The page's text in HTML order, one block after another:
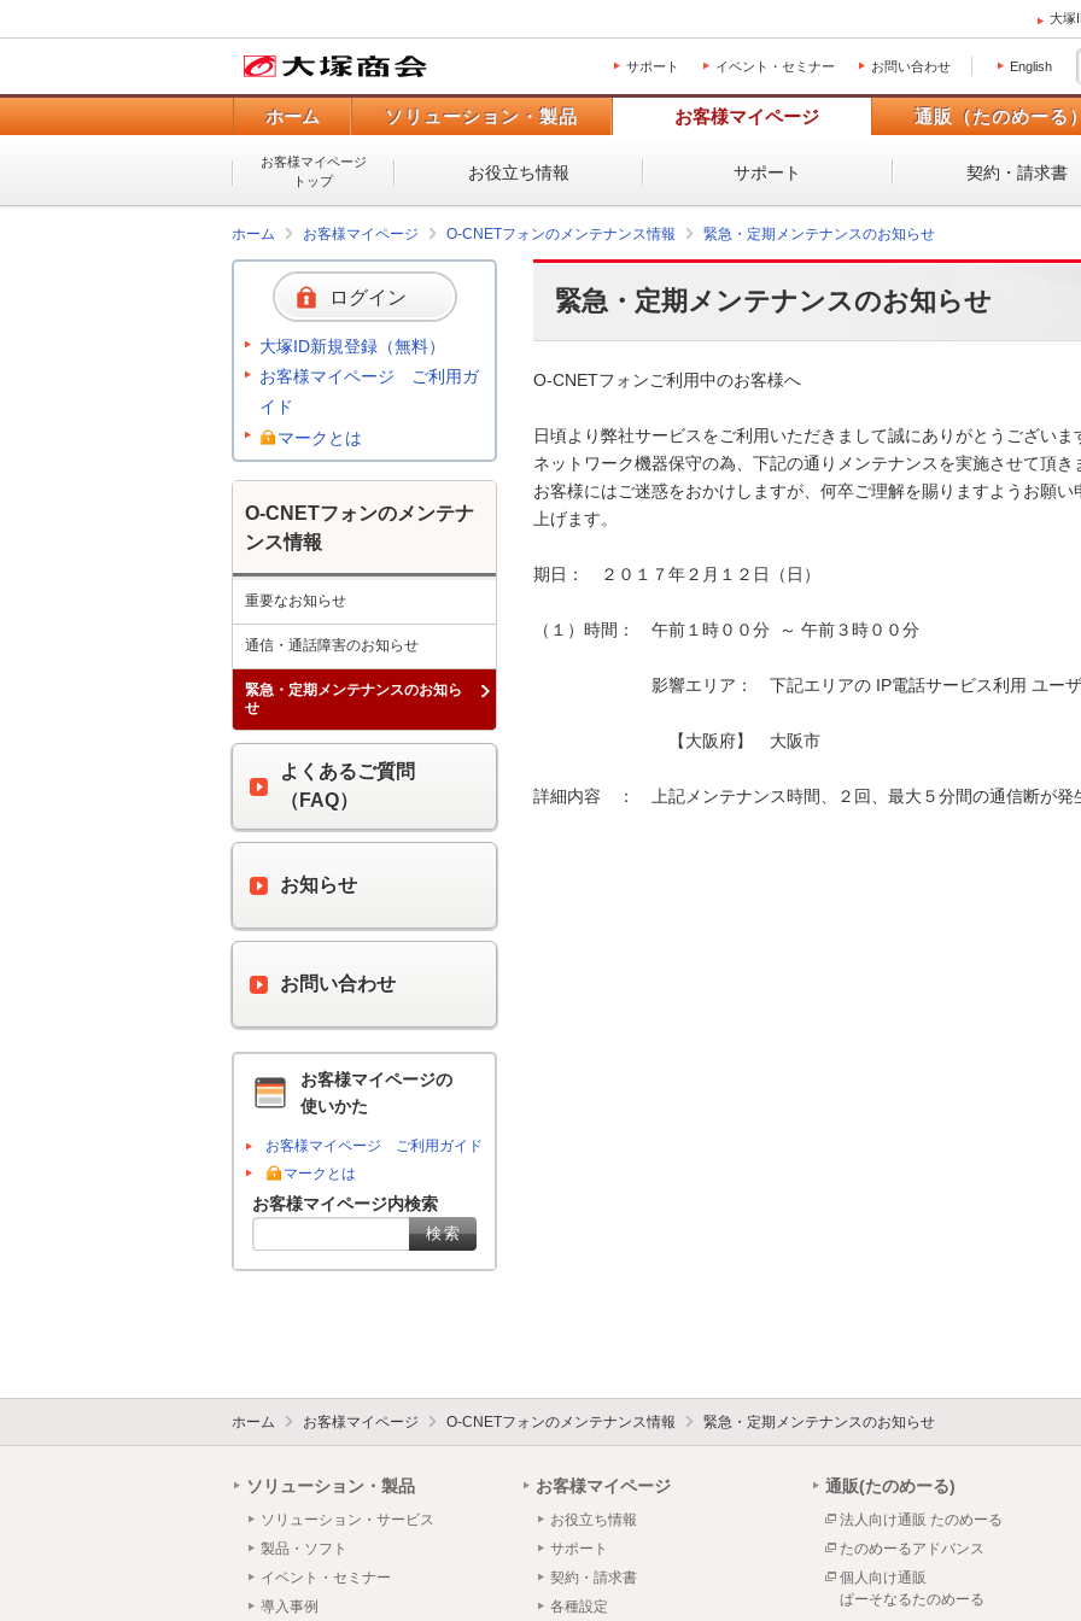
大塚
サポート イベント・セミナー お問い合わせ English
ホーム ソリューション・製品 お客様マイページ 通販（たのめーる）
お客様マイページ
トップ
お役立ち情報 サポート 契約・請求書
ホーム お客様マイページ O-CNETフォンのメンテナンス情報 緊急・定期メンテナンスのお知らせ
緊急・定期メンテナンスのお知らせ
O-CNETフォンご利用中のお客様へ
日頃より弊社サービスをご利用いただきまして誠にありがとうございま
ネットワーク機器保守の為、下記の通りメンテナンスを実施させて頂き
お客様にはご迷惑をおかけしますが、何卒ご理解を賜りますようお願い
上げます。
期日：　２０１７年２月１２日（日）
（１）時間：　午前１時００分  ～ 午前３時００分
影響エリア：　下記エリアの IP電話サービス利用 ユー
【大阪府】　大
詳細内容　：　上記メンテナンス時間、２回、最大５分間の通信断が発
ログイン
大塚ID新規登録（無料）
お客様マイページ ご利用ガ
イド
マークとは
O-CNETフォンのメンテナ
ンス情報
重要なお知らせ
通信・通話障害のお知らせ
緊急・定期メンテナンスのお知ら
せ
よくあるご質問
（FAQ）
お知らせ
お問い合わせ
お客様マイページの
使いかた
お客様マイページ ご利用ガイド
マークとは
お客様マイページ内検索
ホーム お客様マイページ O-CNETフォンのメンテナンス情報 緊急・定期メンテナンスのお知らせ
ソリューション・製品
ソリューション・サービス
製品・ソフト
イベント・セミナー
導入事例
お客様マイページ
お役立ち情報
サポート
契約・請求書
各種設定
通販(たのめーる)
法人向け通販 たのめーる
たのめーるアドバンス
個人向け通販
ぱーそなるたのめーる